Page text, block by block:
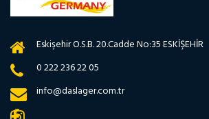
Eskişehir O.S.B. 20.Cadde No:35 ESKİŞEHİR
0 222 236 22 05
info@daslager.com.tr